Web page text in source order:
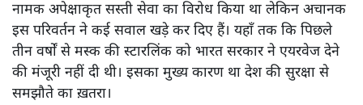
नामक अपेक्षाकृत सस्ती सेवा का विरोध किया था लेकिन अचानक
इस परिवर्तन ने कई सवाल खड़े कर दिए हैं। यहाँ तक कि पिछले
तीन वर्षों से मस्क की स्टारलिंक को भारत सरकार ने एयरवेज देने
की मंजूरी नहीं दी थी। इसका मुख्य कारण था देश की सुरक्षा से
समझौते का ख़तरा।